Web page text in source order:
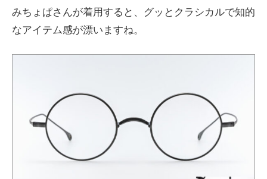
みちょぱさんが着用すると、グッとクラシカルで知的
なアイテム感が漂いますね。